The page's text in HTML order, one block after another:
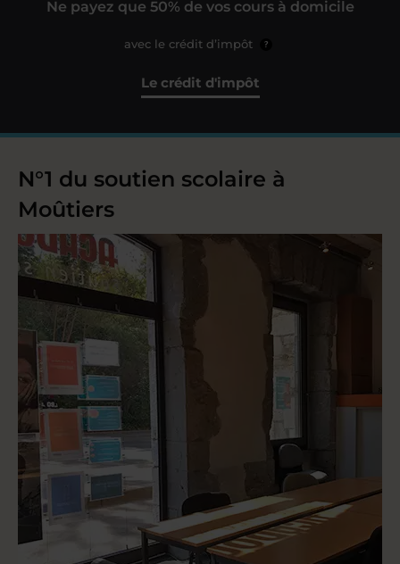
Ne payez que 50% de vos cours à domicile
avec le crédit d’impôt ?
Le crédit d'impôt
N°1 du soutien scolaire à
Moûtiers